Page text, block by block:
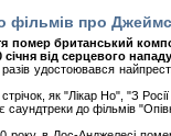
фільмів про
помер британський
від серцевого
удостоювався
як "Лікар Но", "З
саундтреки до фільмів